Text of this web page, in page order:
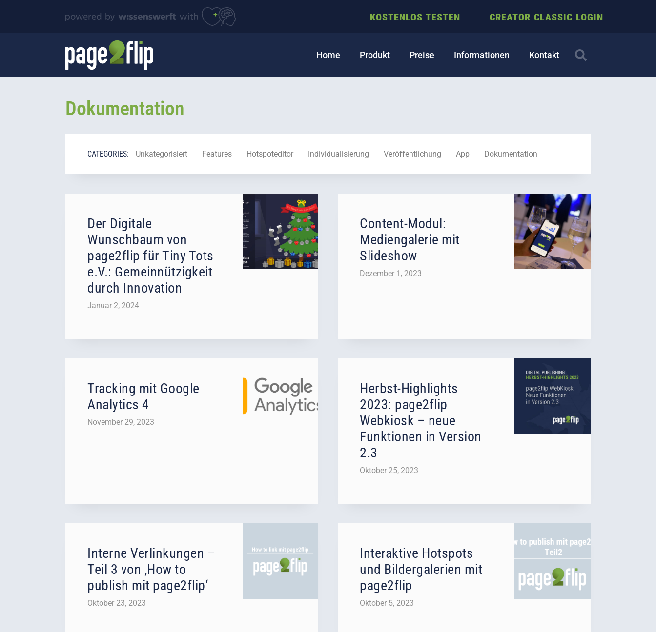
KOSTENLOS TESTEN CREATOR CLASSIC LOGIN
Home Produkt Preise Informationen Kontakt
Dokumentation
CATEGORIES: Unkategorisiert Features Hotspoteditor Individualisierung Veröffentlichung App Dokumentation
Der Digitale
Wunschbaum von
page2flip für Tiny Tots
e.V.: Gemeinnützigkeit
durch Innovation
Januar 2, 2024
Content-Modul:
Mediengalerie mit
Slideshow
Dezember 1, 2023
Tracking mit Google
Analytics 4
November 29, 2023
Herbst-Highlights
2023: page2flip
Webkiosk – neue
Funktionen in Version
2.3
Oktober 25, 2023
Interne Verlinkungen –
Teil 3 von ‚How to
publish mit page2flip‘
Oktober 23, 2023
Interaktive Hotspots
und Bildergalerien mit
page2flip
Oktober 5, 2023